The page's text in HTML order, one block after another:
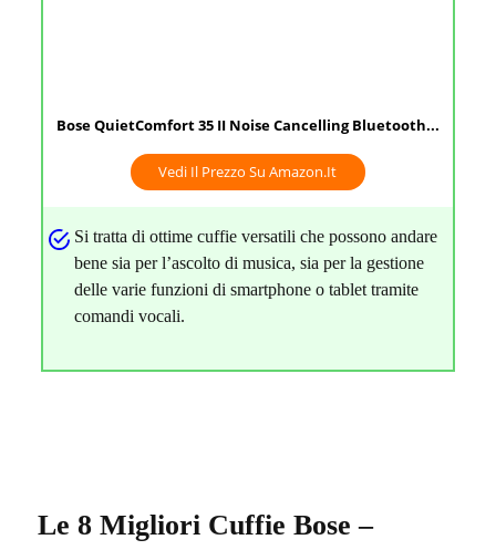
Bose QuietComfort 35 II Noise Cancelling Bluetooth...
Vedi Il Prezzo Su Amazon.it
Si tratta di ottime cuffie versatili che possono andare
bene sia per l’ascolto di musica, sia per la gestione
delle varie funzioni di smartphone o tablet tramite
comandi vocali.
Le 8 Migliori Cuffie Bose –